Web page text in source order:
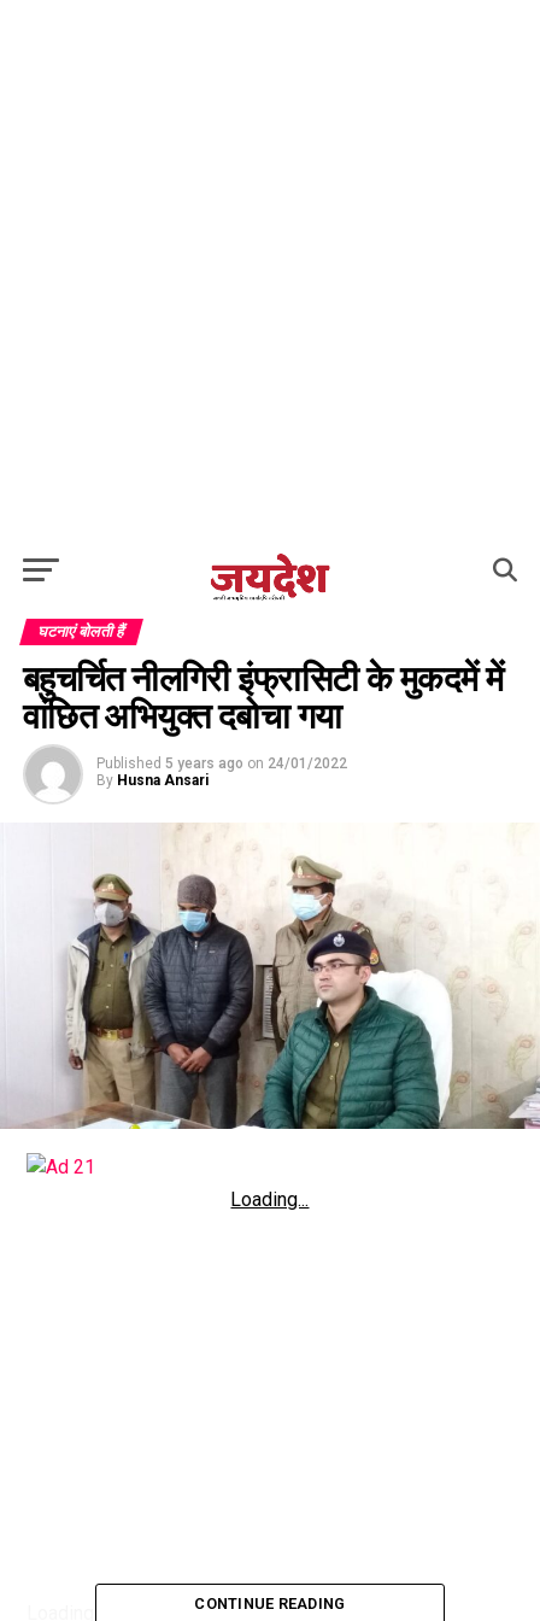
घटनाएं बोलती हैं
बहुचर्चित नीलगिरी इंफ्रासिटी के मुकदमें में
वांछित अभियुक्त दबोचा गया
Published 5 years ago on 24/01/2022
By Husna Ansari
Loading...
CONTINUE READING